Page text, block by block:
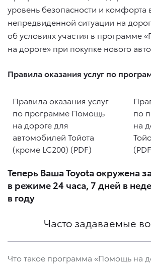
уровень безопасности и комфорта
непредвиденной ситуации на
об условиях участия в программе
на дороге» при покупке нового
Правила оказания услуг по
Правила оказания услуг
по программе Помощь
на дороге для
автомобилей Тойота
(кроме LC200) (PDF)
по
на
Теперь Ваша Toyota окружена
в режиме 24 часа, 7 дней в
в году
Часто задаваемые
Что такое программа «Помощь на